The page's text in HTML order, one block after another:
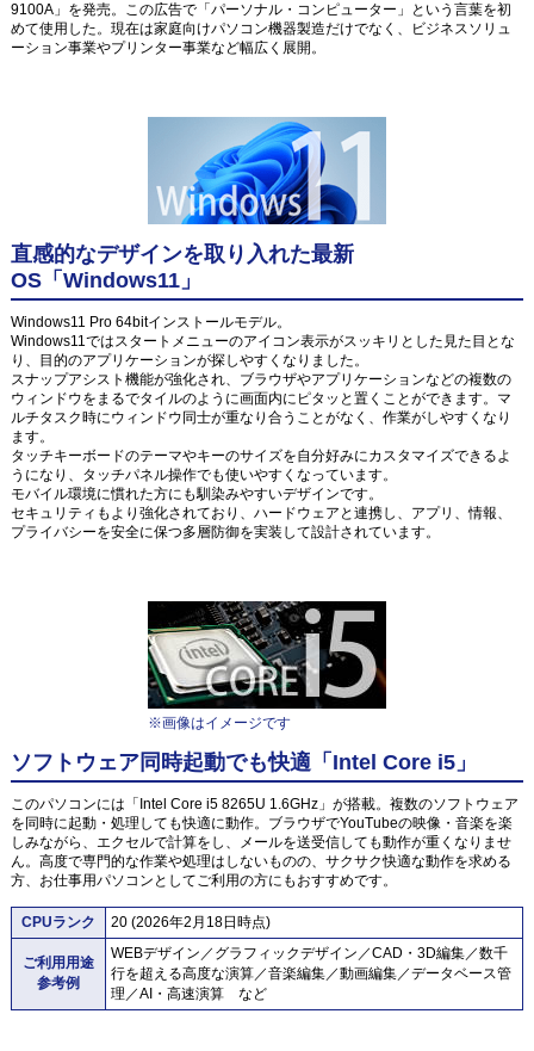
9100A」を発売。この広告で「パーソナル・コンピューター」という言葉を初
めて使用した。現在は家庭向けパソコン機器製造だけでなく、ビジネスソリュ
ーション事業やプリンター事業など幅広く展開。
直感的なデザインを取り入れた最新
OS「Windows11」
Windows11 Pro 64bitインストールモデル。
Windows11ではスタートメニューのアイコン表示がスッキリとした見た目とな
り、目的のアプリケーションが探しやすくなりました。
スナップアシスト機能が強化され、ブラウザやアプリケーションなどの複数の
ウィンドウをまるでタイルのように画面内にピタッと置くことができます。マ
ルチタスク時にウィンドウ同士が重なり合うことがなく、作業がしやすくなり
ます。
タッチキーボードのテーマやキーのサイズを自分好みにカスタマイズできるよ
うになり、タッチパネル操作でも使いやすくなっています。
モバイル環境に慣れた方にも馴染みやすいデザインです。
セキュリティもより強化されており、ハードウェアと連携し、アプリ、情報、
プライバシーを安全に保つ多層防御を実装して設計されています。
※画像はイメージです
ソフトウェア同時起動でも快適「Intel Core i5」
このパソコンには「Intel Core i5 8265U 1.6GHz」が搭載。複数のソフトウェア
を同時に起動・処理しても快適に動作。ブラウザでYouTubeの映像・音楽を楽
しみながら、エクセルで計算をし、メールを送受信しても動作が重くなりませ
ん。高度で専門的な作業や処理はしないものの、サクサク快適な動作を求める
方、お仕事用パソコンとしてご利用の方にもおすすめです。
CPUランク 20 (2026年2月18日時点)
ご利用用途
参考例
WEBデザイン／グラフィックデザイン／CAD・3D編集／数千
行を超える高度な演算／音楽編集／動画編集／データベース管
理／AI・高速演算 など